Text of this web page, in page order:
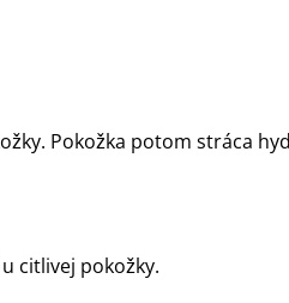
Pokožka potom stráca
citlivej pokožky.